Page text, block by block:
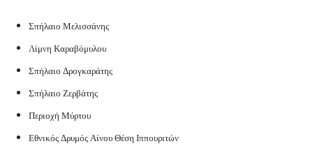
Σπήλαιο Μελισσάνης
Λίμνη Καραβόμυλου
Σπήλαιο Δρογκαράτης
Σπήλαιο Ζερβάτης
Περιοχή Μύρτου
Εθνικός Δρυμός Αίνου Θέση Ιππουριτών